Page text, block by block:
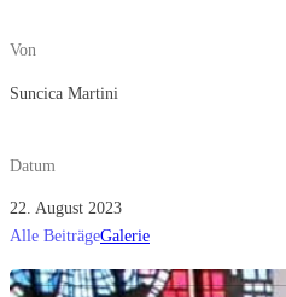
Von
Suncica Martini
Datum
22. August 2023
Alle BeiträgeGalerie